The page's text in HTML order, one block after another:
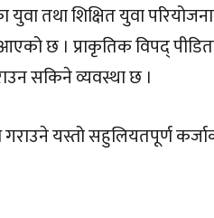
तथा शिक्षित युवा
छ । प्राकृतिक विपद्
सकिने व्यवस्था छ ।
यस्तो सहुलियतपूर्ण